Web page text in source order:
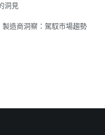
洞見
造商洞察：駕馭市場趨勢